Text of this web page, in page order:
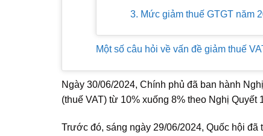
3. Mức giảm thuế GTGT năm
Một số câu hỏi về vấn đề giảm thuế
Ngày 30/06/2024, Chính phủ đã ban hành
(thuế VAT) từ 10% xuống 8% theo Nghị
Trước đó, sáng ngày 29/06/2024, Quốc hội